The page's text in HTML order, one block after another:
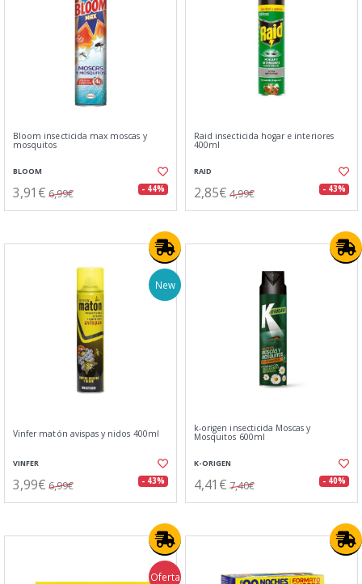
Bloom insecticida max moscas y
mosquitos
BLOOM
3,91€ 6,99€ - 44%
Raid insecticida hogar e interiores
400ml
RAID
2,85€ 4,99€ - 43%
New
Vinfer matón avispas y nidos 400ml
VINFER
3,99€ 6,99€ - 43%
k-origen insecticida Moscas y
Mosquitos 600ml
K-ORIGEN
4,41€ 7,40€ - 40%
Oferta